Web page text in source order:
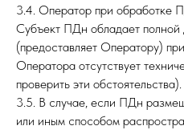
3.4. Оператор при обработке
Субъект ПДн обладает
(предоставляет Оператору)
Оператора отсутствует
проверить эти обстоятельства).
3.5. В случае, если ПДн
или иным способом